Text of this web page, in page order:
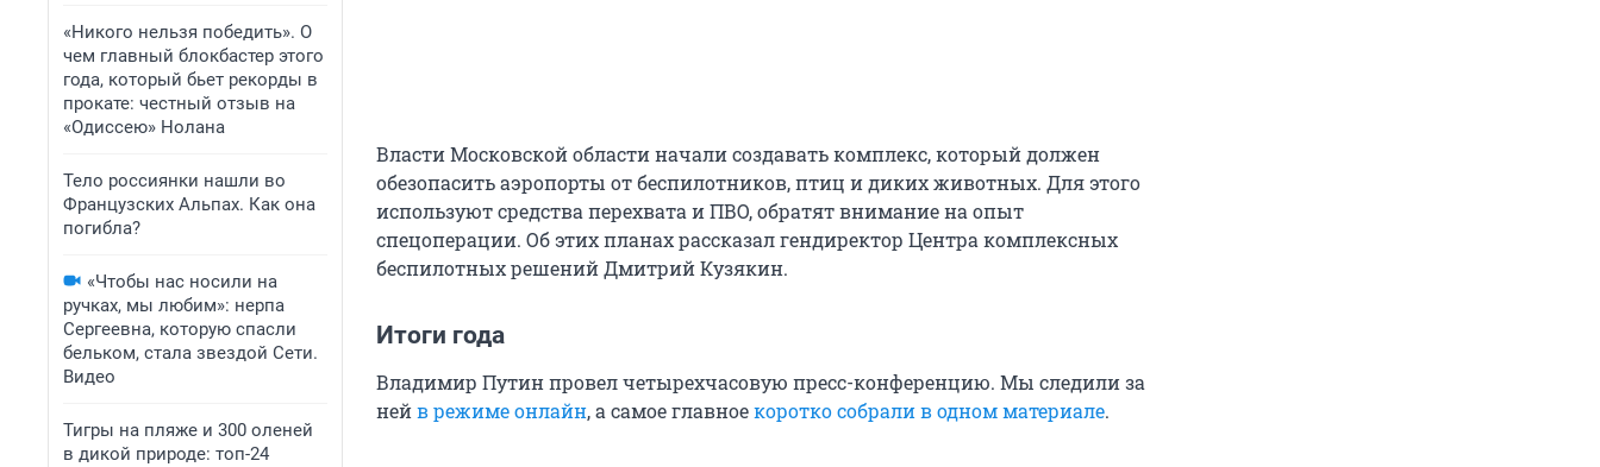
«Никого нельзя победить». О
чем главный блокбастер этого
года, который бьет рекорды в
прокате: честный отзыв на
«Одиссею» Нолана
Тело россиянки нашли во
Французских Альпах. Как она
погибла?
«Чтобы нас носили на
ручках, мы любим»: нерпа
Сергеевна, которую спасли
бельком, стала звездой Сети.
Видео
Тигры на пляже и 300 оленей
в дикой природе: топ-24
Власти Московской области начали создавать комплекс, который должен
обезопасить аэропорты от беспилотников, птиц и диких животных. Для этого
используют средства перехвата и ПВО, обратят внимание на опыт
спецоперации. Об этих планах рассказал гендиректор Центра комплексных
беспилотных решений Дмитрий Кузякин.
Итоги года
Владимир Путин провел четырехчасовую пресс-конференцию. Мы следили за
нейв режиме онлайн, а самое главноекоротко собрали в одном материале.